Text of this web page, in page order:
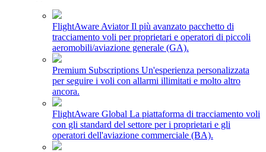
FlightAware Aviator Il più avanzato pacchetto di
tracciamento voli per proprietari e operatori di piccoli
aeromobili/aviazione generale (GA).
Premium Subscriptions Un'esperienza personalizzata
per seguire i voli con allarmi illimitati e molto altro
ancora.
FlightAware Global La piattaforma di tracciamento voli
con gli standard del settore per i proprietari e gli
operatori dell'aviazione commerciale (BA).